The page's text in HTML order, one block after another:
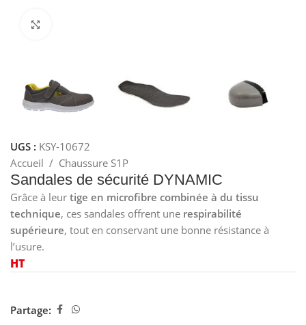
UGS : KSY-10672
Accueil / Chaussure S1P
Sandales de sécurité DYNAMIC
Grâce à leur tige en microfibre combinée à du tissu
technique, ces sandales offrent une respirabilité
supérieure, tout en conservant une bonne résistance à
l’usure.
HT
Partage: